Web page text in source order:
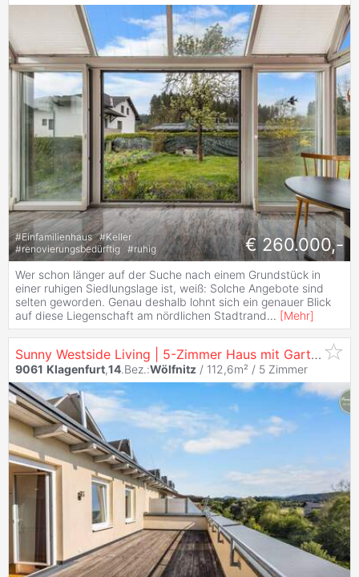
#Einfamilienhaus #Keller
#renovierungsbedürftig #ruhig € 260.000,-
Wer schon länger auf der Suche nach einem Grundstück in
einer ruhigen Siedlungslage ist, weiß: Solche Angebote sind
selten geworden. Genau deshalb lohnt sich ein genauer Blick
auf diese Liegenschaft am nördlichen Stadtrand... [Mehr]
Sunny Westside Living | 5-Zimmer Haus mit Garten & Traum Dachterrasse
9061 Klagenfurt,14.Bez.:Wölfnitz / 112,6m² / 5 Zimmer